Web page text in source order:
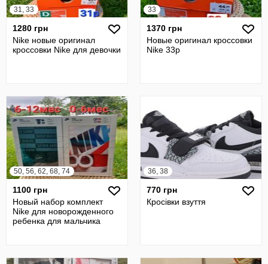
31, 33
1280 грн
Nike новые оригинал
кроссовки Nike для девочки
33
1370 грн
Новые оригинал кроссовки
Nike 33р
50, 56, 62, 68, 74
1100 грн
Новый набор комплект
Nike для новорожденного
ребенка для мальчика
36, 38
770 грн
Кросівки взуття